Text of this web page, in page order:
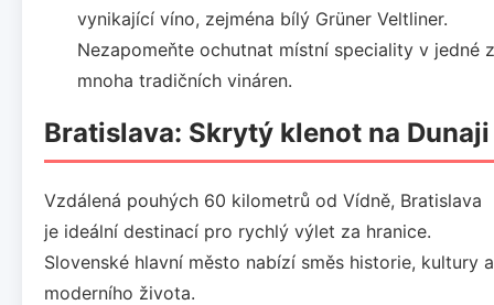
vynikající víno, zejména bílý Grüner Veltliner.
Nezapomeňte ochutnat místní speciality v jedné z
mnoha tradičních vináren.
Bratislava: Skrytý klenot na Dunaji
Vzdálená pouhých 60 kilometrů od Vídně, Bratislava
je ideální destinací pro rychlý výlet za hranice.
Slovenské hlavní město nabízí směs historie, kultury a
moderního života.